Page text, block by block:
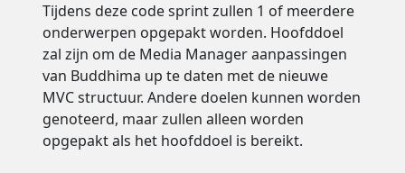
Tijdens deze code sprint zullen 1 of meerdere
onderwerpen opgepakt worden. Hoofddoel
zal zijn om de Media Manager aanpassingen
van Buddhima up te daten met de nieuwe
MVC structuur. Andere doelen kunnen worden
genoteerd, maar zullen alleen worden
opgepakt als het hoofddoel is bereikt.